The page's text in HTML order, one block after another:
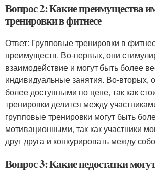
Вопрос 2: Какие преимущества
тренировки в фитнесе
Ответ: Групповые тренировки в
преимуществ. Во-первых, они
взаимодействие и могут быть более
индивидуальные занятия. Во-вторых,
более доступными по цене, так как
тренировки делится между
групповые тренировки могут быть
мотивационными, так как участники
друг друга и конкурировать между
Вопрос 3: Какие недостатки